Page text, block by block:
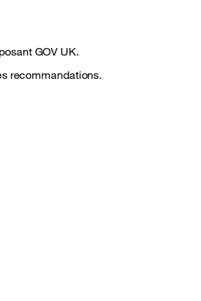
GOV UK.
recommandations.